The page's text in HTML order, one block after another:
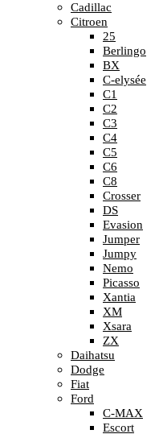
Cadillac
Citroen
25
Berlingo
BX
C-elysée
C1
C2
C3
C4
C5
C6
C8
Crosser
DS
Evasion
Jumper
Jumpy
Nemo
Picasso
Xantia
XM
Xsara
ZX
Daihatsu
Dodge
Fiat
Ford
C-MAX
Escort